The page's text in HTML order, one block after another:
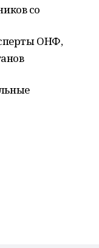
со
ОНФ,